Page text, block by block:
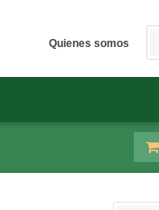
Quienes somos